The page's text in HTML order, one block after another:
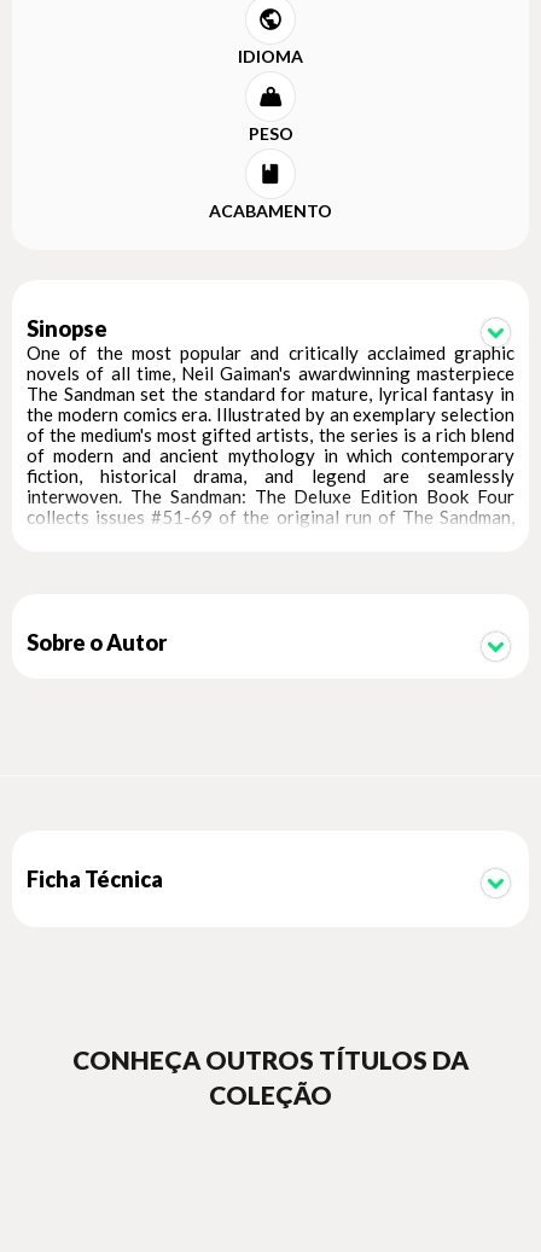
IDIOMA
PESO
ACABAMENTO
Sinopse
One of the most popular and critically acclaimed graphic
novels of all time, Neil Gaiman's awardwinning masterpiece
The Sandman set the standard for mature, lyrical fantasy in
the modern comics era. Illustrated by an exemplary selection
of the medium's most gifted artists, the series is a rich blend
of modern and ancient mythology in which contemporary
fiction, historical drama, and legend are seamlessly
interwoven. The Sandman: The Deluxe Edition Book Four
collects issues #51-69 of the original run of The Sandman,
Sobre o Autor
Ficha Técnica
CONHEÇA OUTROS TÍTULOS DA
COLEÇÃO